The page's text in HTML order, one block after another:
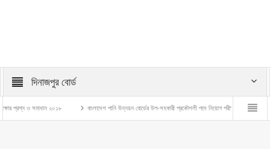
দিনাজপুর বোর্ড
ও সমাধান ২০১৮ বাংলাদেশ পানি উন্নয়ন বোর্ডের উপ-সহকারী প্রকৌশলী পদে নিয়োগ পরীক্ষার প্রশ্ন ও সমাধান –